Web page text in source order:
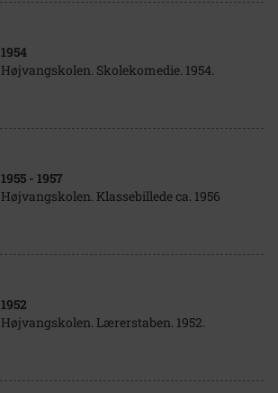
1954
Højvangskolen. Skolekomedie. 1954.
1955 - 1957
Højvangskolen. Klassebillede ca. 1956
1952
Højvangskolen. Lærerstaben. 1952.